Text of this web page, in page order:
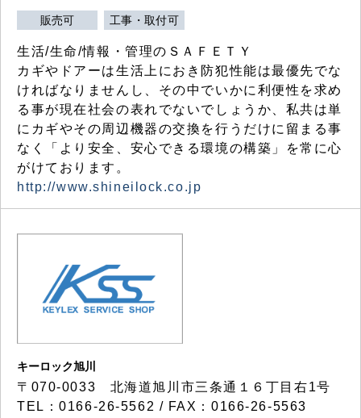
販売可 工事・取付可
生活/生命/情報・管理のＳＡＦＥＴＹ
カギやドアーは生活上におき防犯性能は最優先でな
ければなりませんし、その中でいかに利便性を求め
る事が現在社会の表れでないでしょうか、私共は単
にカギやその周辺機器の交換を行うだけに留まる事
なく「より安全、安心できる環境の構築」を常に心
がけております。
http://www.shineilock.co.jp
キーロック旭川
〒070-0033 北海道旭川市三条通１６丁目右1号
TEL：0166-26-5562 / FAX：0166-26-5563